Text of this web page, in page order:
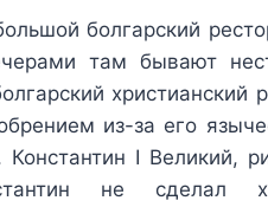
болгарский
там бывают
из-за его
Константин I Великий,
не сделал